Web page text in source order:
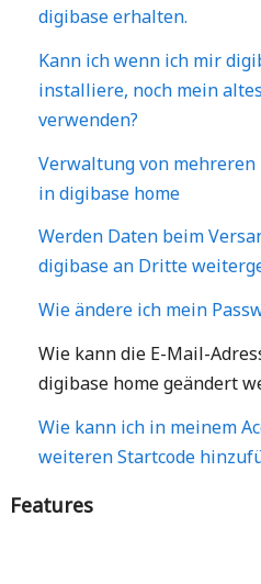
digibase erhalten.
Kann ich wenn ich mir
installiere, noch mein
verwenden?
Verwaltung von mehreren
in digibase home
Werden Daten beim
digibase an Dritte
Wie ändere ich mein
Wie kann die E-Mail-
digibase home geändert
Wie kann ich in meinem
weiteren Startcode
Features